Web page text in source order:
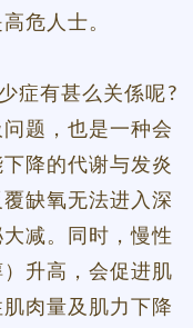
危人士。
症有甚么关係呢?
题，也是一种会
降的代谢与发炎
缺氧无法进入深
减。同时，慢性
升高，会促进肌
肉量及肌力下降